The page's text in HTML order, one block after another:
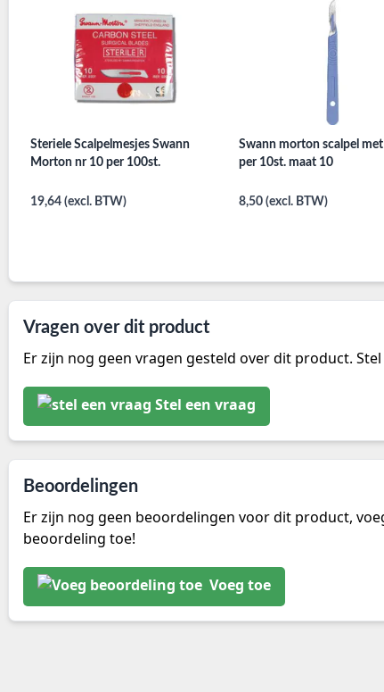
Steriele Scalpelmesjes Swann
Morton nr 10 per 100st.
19,64 (excl. BTW)
Swann morton scalpel
per 10st. maat 10
8,50 (excl. BTW)
Vragen over dit product
Er zijn nog geen vragen gesteld over dit product.
Stel een vraag
Beoordelingen
Er zijn nog geen beoordelingen voor dit product,
beoordeling toe!
Voeg toe